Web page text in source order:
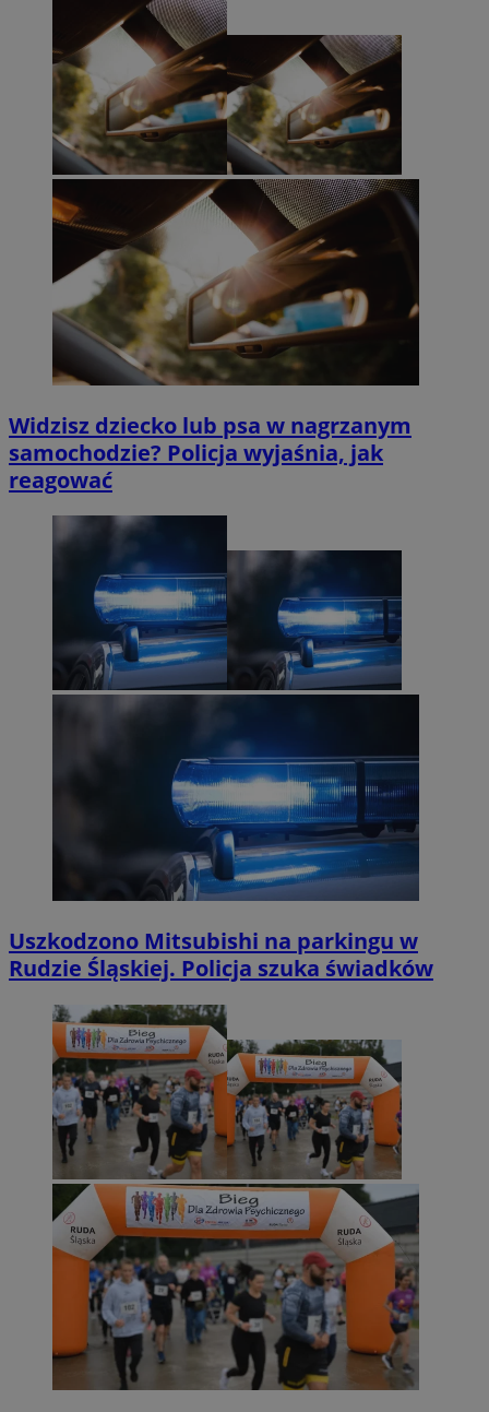
Widzisz dziecko lub psa w nagrzanym
samochodzie? Policja wyjaśnia, jak
reagować
Uszkodzono Mitsubishi na parkingu w
Rudzie Śląskiej. Policja szuka świadków